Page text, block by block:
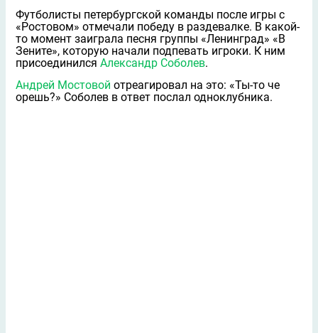
Футболисты петербургской команды после игры с
«Ростовом» отмечали победу в раздевалке. В какой-
то момент заиграла песня группы «Ленинград» «В
Зените», которую начали подпевать игроки. К ним
присоединился Александр Соболев.
Андрей Мостовой отреагировал на это: «Ты-то че
орешь?» Соболев в ответ послал одноклубника.